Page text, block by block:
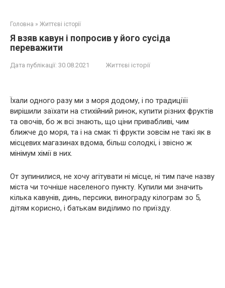
Головна » Життєві історії
Я взяв кавун і попросив у його сусіда
переважити
Дата публікації: 30.08.2021 Життєві історії
Їхали одного разу ми з моря додому, і по традиціїії
вирішили заїхати на стихійний ринок, купити різних фруктів
та овочів, бо ж всі знають, що ціни привабливі, чим
ближче до моря, та і на смак ті фрукти зовсім не такі як в
місцевих магазинах вдома, більш солодкі, і звісно ж
мінімум хімії в них.
От зупинилися, не хочу агітувати ні місце, ні тим паче назву
міста чи точніше населеного пункту. Купили ми значить
кілька кавунів, динь, персики, винограду кілограм зо 5,
дітям корисно, і батькам виділимо по приїзду.